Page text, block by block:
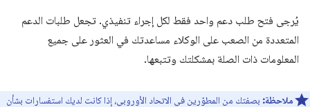
يُرجى فتح طلب دعم واحد فقط لكل إجراء تنفيذي. تجعل طلبات الدعم
المتعددة من الصعب على الوكلاء مساعدتك في العثور على جميع
المعلومات ذات الصلة بمشكلتك وتتبعها.
ملاحظة: بصفتك من المطوّرين في الاتحاد الأوروبي، إذا كانت لديك استفسارات بشأن